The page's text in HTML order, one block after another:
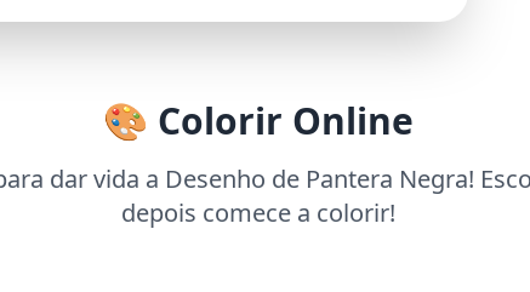
🎨 Colorir Online
dar vida a Desenho de Pantera Negra!
depois comece a colorir!